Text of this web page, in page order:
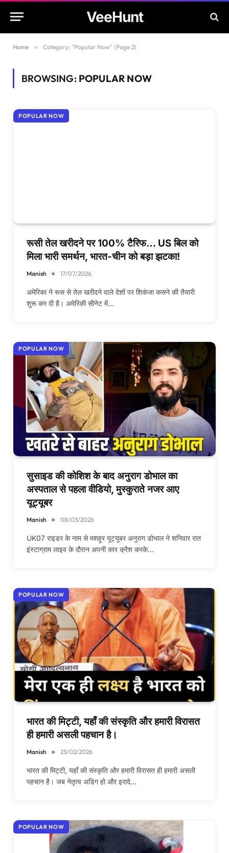
VeeHunt
Home » Category: "Popular Now" (Page 2)
BROWSING: POPULAR NOW
POPULAR NOW
रूसी तेल खरीदने पर 100% टैरिफ… US बिल को
मिला भारी समर्थन, भारत-चीन को बड़ा झटका!
Manish 17/07/2026
अमेरिका ने रूस से तेल खरीदने वाले देशों पर शिकंजा कसने की तैयारी
शुरू कर दी है। अमेरिकी सीनेट में…
POPULAR NOW
सुसाइड की कोशिश के बाद अनुराग डोभाल का
अस्पताल से पहला वीडियो, मुस्कुराते नजर आए
यूट्यूबर
Manish 08/03/2026
UK07 राइडर के नाम से मशहूर यूट्यूबर अनुराग डोभाल ने शनिवार रात
इंस्टाग्राम लाइव के दौरान अपनी कार क्रैश करके…
POPULAR NOW
भारत की मिट्टी, यहाँ की संस्कृति और हमारी विरासत
ही हमारी असली पहचान है।
Manish 23/02/2026
भारत की मिट्टी, यहाँ की संस्कृति और हमारी विरासत ही हमारी असली
पहचान है। जब नेतृत्व अडिग हो और इरादे…
POPULAR NOW